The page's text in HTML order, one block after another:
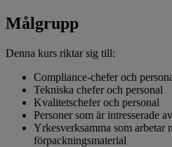
Målgrupp
Denna kurs riktar sig till:
Compliance-chefer och
Tekniska chefer och personal
Kvalitetschefer och personal
Personer som är intresserade
Yrkesverksamma som arbetar
förpackningsmaterial